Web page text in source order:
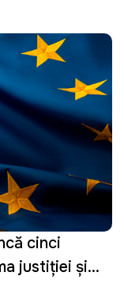
cinci
justiției și